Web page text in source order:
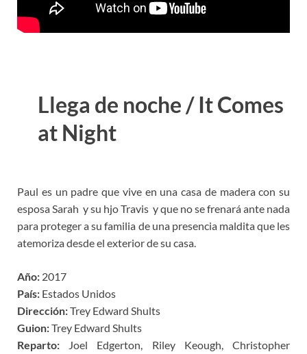
Llega de noche / It Comes
at Night
Paul es un padre que vive en una casa de madera con su
esposa Sarah y su hjo Travis y que no se frenará ante nada
para proteger a su familia de una presencia maldita que les
atemoriza desde el exterior de su casa.
Año: 2017
País: Estados Unidos
Dirección:Trey Edward Shults
Guion:Trey Edward Shults
Reparto: Joel Edgerton, Riley Keough, Christopher